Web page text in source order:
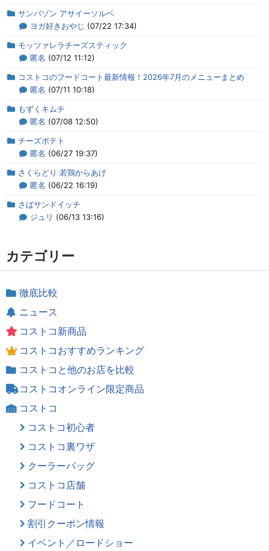
サンバゾン アサイーソルベ
ヨガ好きおやじ (07/22 17:34)
モッツァレラチーズスティック
匿名 (07/12 11:12)
コストコのフードコート最新情報！2026年7月のメニューまとめ
匿名 (07/11 10:18)
もずくキムチ
匿名 (07/08 12:50)
チーズポテト
匿名 (06/27 19:37)
さくらどり 若鶏からあげ
匿名 (06/22 16:19)
さばサンドイッチ
ジュリ (06/13 13:16)
カテゴリー
徹底比較
ニュース
コストコ新商品
コストコおすすめランキング
コストコと他のお店を比較
コストコオンライン限定商品
コストコ
コストコ初心者
コストコ裏ワザ
クーラーバッグ
コストコ店舗
フードコート
割引クーポン情報
イベント／ロードショー